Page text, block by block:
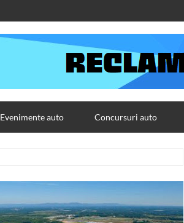
Evenimente auto Concursuri auto